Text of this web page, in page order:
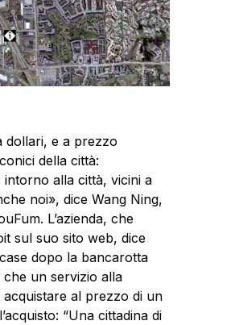
dollari, e a prezzo
della città:
alla città, vicini a
noi», dice Wang Ning,
L’azienda, che
sul suo sito web, dice
dopo la bancarotta
che un servizio alla
al prezzo di un
“Una cittadina di